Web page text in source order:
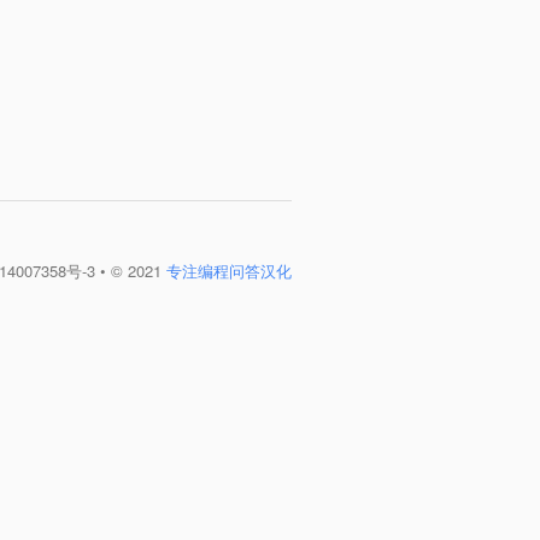
号-3 • © 2021 专注编程问答汉化